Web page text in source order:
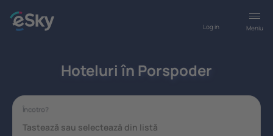
Meniu
Log in
Hoteluri în Porspoder